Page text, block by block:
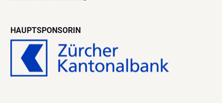
HAUPTSPONSORIN